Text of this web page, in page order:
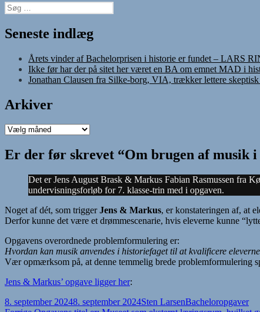
Søg
efter:
Seneste indlæg
Årets vinder af Bachelorprisen i historie er fundet – LARS
Ikke før har der på sitet her været en BA om emnet MAD i
Jonathan Clausen fra Silke-borg, VIA, trækker lettere
Arkiver
Arkiver
Er der før skrevet “Om brugen af musik
Det er Jens August Brask & Markus Fabian Rasmussen fra
undervisningsforløb for 7. klasse-trin med i opgaven.
Noget af dét, som triggerJens & Markus, er konstateringen af, at
Derfor kunne det være et drømmescenarie, hvis eleverne kunne
Opgavens overordnede problemformulering er:
Hvordan kan musik anvendes i historiefaget til at kvalificere
Vær opmærksom på, at denne temmelig brede problemformulering
Jens & Markus’ opgave ligger her:
Udgivet
8. september 20248. september 2024Forfatter
Sten LarsenKategorier
Bacheloropgaver